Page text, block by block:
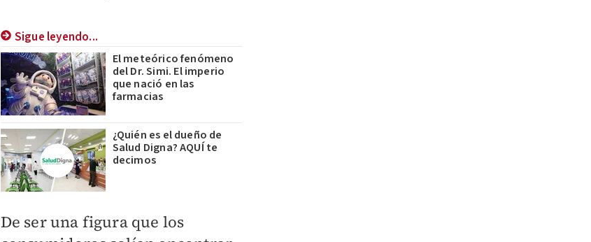
Sigue leyendo...
El meteórico fenómeno
del Dr. Simi. El imperio
que nació en las
farmacias
¿Quién es el dueño de
Salud Digna? AQUÍ te
decimos
De ser una figura que los